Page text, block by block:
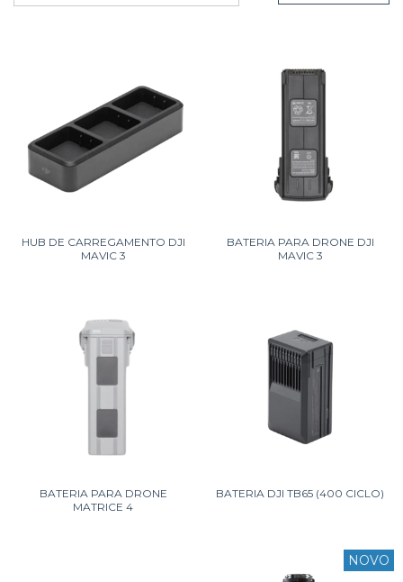
HUB DE CARREGAMENTO DJI
MAVIC 3
BATERIA PARA DRONE DJI
MAVIC 3
BATERIA PARA DRONE
MATRICE 4
BATERIA DJI TB65 (400 CICLO)
NOVO